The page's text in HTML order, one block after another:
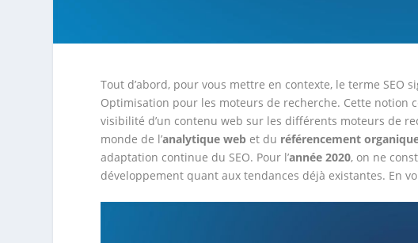
Tout d’abord, pour vous mettre en contexte, le terme SEO
Optimisation pour les moteurs de recherche. Cette notion
visibilité d’un contenu web sur les différents moteurs de
monde de l’analytique web et du référencement
adaptation continue du SEO. Pour l’année 2020, on ne
développement quant aux tendances déjà existantes. En